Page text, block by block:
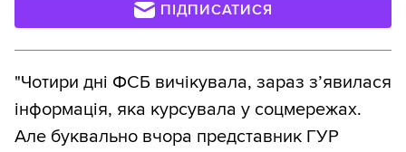
ПІДПИСАТИСЯ
"Чотири дні ФСБ вичікувала, зараз з’явилася
інформація, яка курсувала у соцмережах.
Але буквально вчора представник ГУР